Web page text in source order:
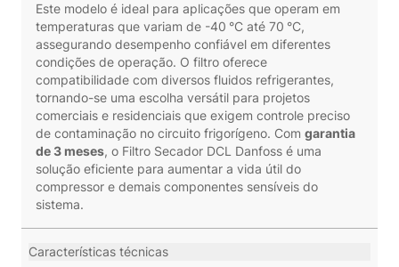
Este modelo é ideal para aplicações que operam em
temperaturas que variam de -40 °C até 70 °C,
assegurando desempenho confiável em diferentes
condições de operação. O filtro oferece
compatibilidade com diversos fluidos refrigerantes,
tornando-se uma escolha versátil para projetos
comerciais e residenciais que exigem controle preciso
de contaminação no circuito frigorígeno. Com garantia
de 3 meses, o Filtro Secador DCL Danfoss é uma
solução eficiente para aumentar a vida útil do
compressor e demais componentes sensíveis do
sistema.
Características técnicas